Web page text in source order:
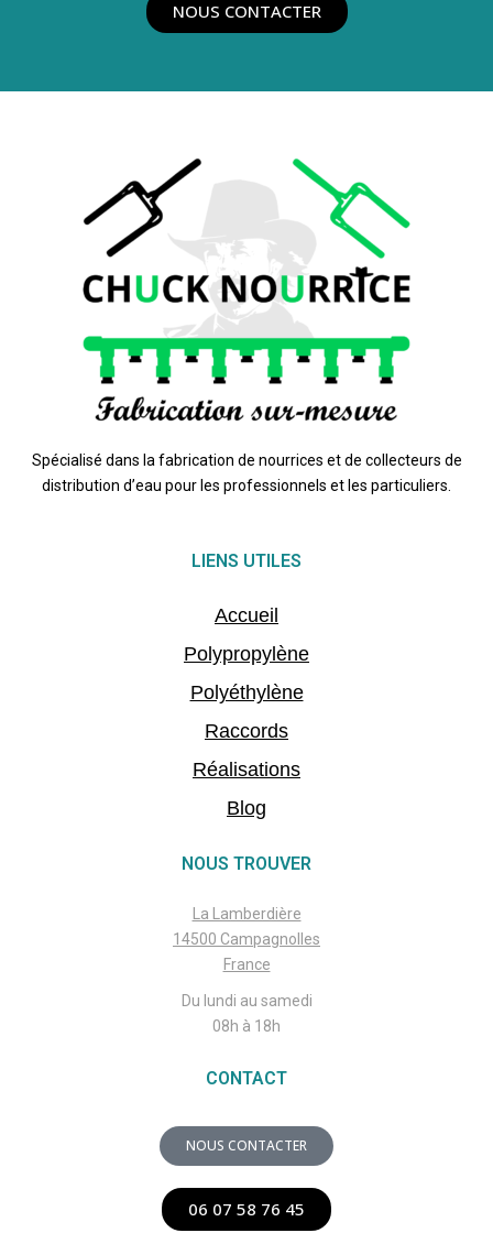
NOUS CONTACTER
Spécialisé dans la fabrication de nourrices et de collecteurs de
distribution d’eau pour les professionnels et les particuliers.
LIENS UTILES
Accueil
Polypropylène
Polyéthylène
Raccords
Réalisations
Blog
NOUS TROUVER
La Lamberdière
14500 Campagnolles
France
Du lundi au samedi
08h à 18h
CONTACT
NOUS CONTACTER
06 07 58 76 45